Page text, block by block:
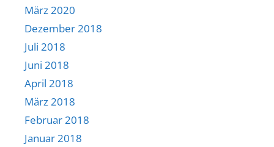
März 2020
Dezember 2018
Juli 2018
Juni 2018
April 2018
März 2018
Februar 2018
Januar 2018